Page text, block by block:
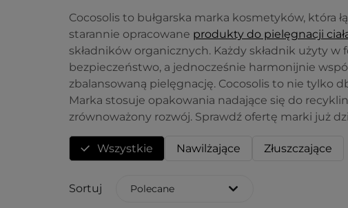
Cocosolis to bułgarska marka kosmetyków, która
starannie opracowane produkty do pielęgnacji
składników organicznych. Każdy składnik użyty
bezpieczeństwo, a jednocześnie harmonijnie
zbalansowaną pielęgnację. Cocosolis to nie tylko
Marka stosuje opakowania nadające się do
zrównoważony rozwój. Sprawdź ofertę marki już
Wszystkie Nawilżające Złuszczające
Sortuj Polecane